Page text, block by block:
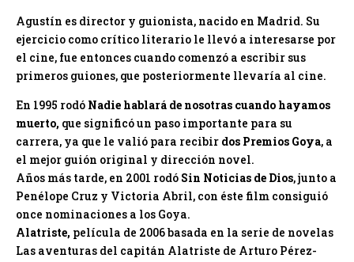
Agustín es director y guionista, nacido en Madrid. Su
ejercicio como crítico literario le llevó a interesarse por
el cine, fue entonces cuando comenzó a escribir sus
primeros guiones, que posteriormente llevaría al cine.
En 1995 rodó Nadie hablará de nosotras cuando hayamos
muerto, que significó un paso importante para su
carrera, ya que le valió para recibir dos Premios Goya, a
el mejor guión original y dirección novel.
Años más tarde, en 2001 rodó Sin Noticias de Dios, junto a
Penélope Cruz y Victoria Abril, con éste film consiguió
once nominaciones a los Goya.
Alatriste, película de 2006 basada en la serie de novelas
Las aventuras del capitán Alatriste de Arturo Pérez-